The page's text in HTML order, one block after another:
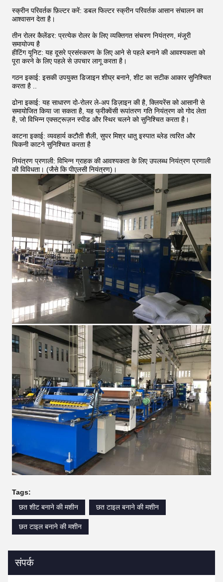
स्क्रीन परिवर्तक फ़िल्टर करें: डबल फिल्टर स्क्रीन परिवर्तक आसान संचालन का
आश्वासन देता है।
तीन रोलर कैलेंडर: प्रत्येक रोलर के लिए व्यक्तिगत संचरण नियंत्रण, मंजूरी
समायोज्य है
हीटिंग यूनिट: यह दूसरे प्रसंस्करण के लिए आने से पहले बनाने की आवश्यकता को
पूरा करने के लिए पहले से उपचार लागू करता है।
गठन इकाई: इसकी उपयुक्त डिजाइन शीघ्र बनाने, शीट का सटीक आकार सुनिश्चित
करता है ..
ढोना इकाई: यह साधारण दो-रोलर ले-अप डिज़ाइन की है, क्लियरेंस को आसानी से
समायोजित किया जा सकता है, यह फ्रीक्वेंसी रूपांतरण गति नियंत्रण को गोद लेता
है, जो विभिन्न एक्सट्रूज़न स्पीड और स्थिर चलने को सुनिश्चित करता है।
काटना इकाई: व्यवहार्य कटौती शैली, सुपर मिश्र धातु इस्पात ब्लेड त्वरित और
चिकनी काटने सुनिश्चित करता है
नियंत्रण प्रणाली: विभिन्न ग्राहक की आवश्यकता के लिए उपलब्ध नियंत्रण प्रणाली
की विविधता। (जैसे कि पीएलसी नियंत्रण)।
Tags:
छत शीट बनाने की मशीन
छत टाइल बनाने की मशीन
छत टाइल बनाने की मशीन
संपर्क